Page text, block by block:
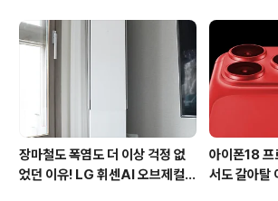
장마철도 폭염도 더 이상 걱정 없
었던 이유! LG 휘센AI 오브제컬렉
아이폰18 프
서도 갈아탈